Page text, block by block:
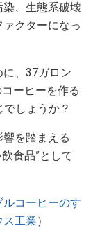
、生態系破壊
クターになっ
、37ガロン
ーヒーを作る
しょうか？
を踏まえる
食品”として
ルコーヒーのす
ス工業）